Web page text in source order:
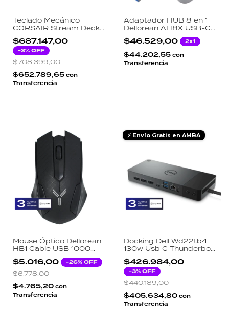
Teclado Mecánico
CORSAIR Stream Deck
Galleon 100 SD Switch
MGX Brown RGB 15
Teclas LCD USB
Passthrough
$687.147,00
-3% OFF
$708.399,00
$652.789,65 con
Transferencia
Adaptador HUB 8 en 1
Dellorean AH8X USB-C
MacBook HDMI 4K
Ethernet Gigabit RJ45
SD TF PD 87W
$46.529,00 2x1
$44.202,55 con
Transferencia
Mouse Óptico Dellorean
HB1 Cable USB 1000
DPI Ambidiestro PC Mac
Windows Negro Liviano
$5.016,00 -26% OFF
$6.778,00
$4.765,20 con
Transferencia
⚡ Envío Gratis en AMBA
Docking Dell Wd22tb4
130w Usb C Thunderbolt
Hdmi D-port Rj45
$426.984,00
-3% OFF
$440.189,00
$405.634,80 con
Transferencia